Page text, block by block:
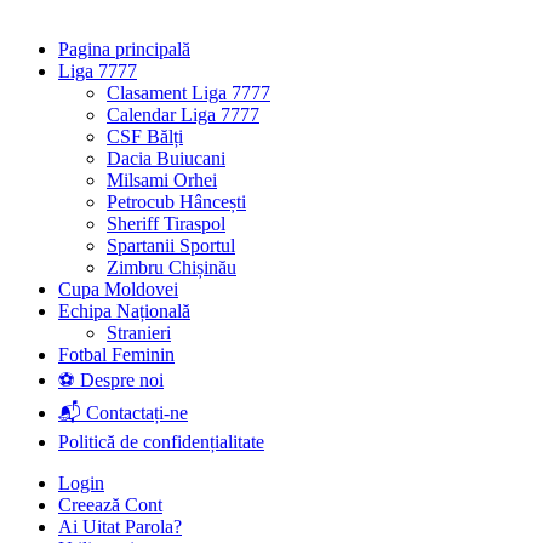
Pagina principală
Liga 7777
Clasament Liga 7777
Calendar Liga 7777
CSF Bălți
Dacia Buiucani
Milsami Orhei
Petrocub Hâncești
Sheriff Tiraspol
Spartanii Sportul
Zimbru Chișinău
Cupa Moldovei
Echipa Națională
Stranieri
Fotbal Feminin
⚽ Despre noi
📬 Contactați-ne
Politică de confidențialitate
Login
Creează Cont
Ai Uitat Parola?